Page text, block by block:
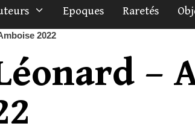
Epoques Raretés
2022
–